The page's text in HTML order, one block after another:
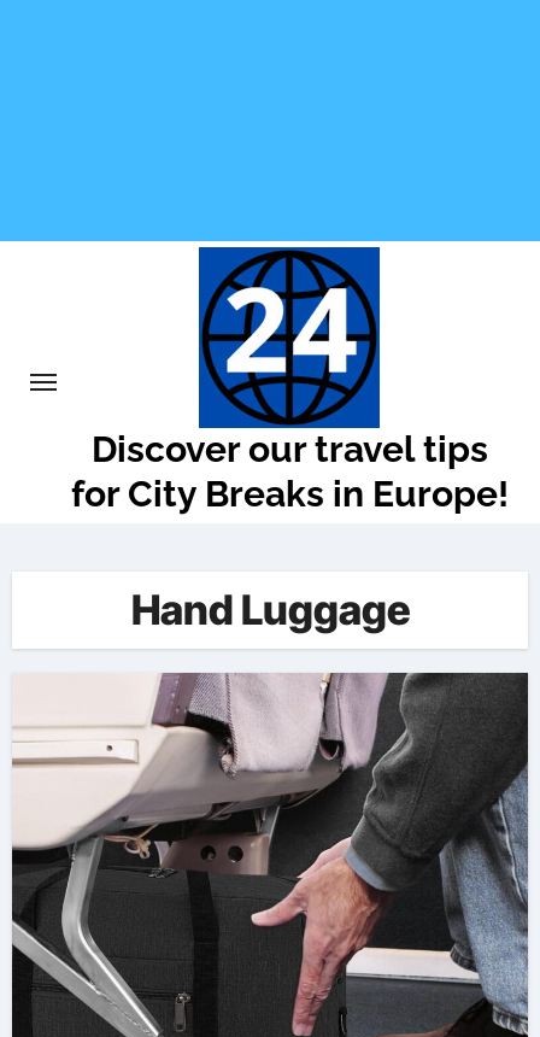
Discover our travel tips
for City Breaks in Europe!
Hand Luggage